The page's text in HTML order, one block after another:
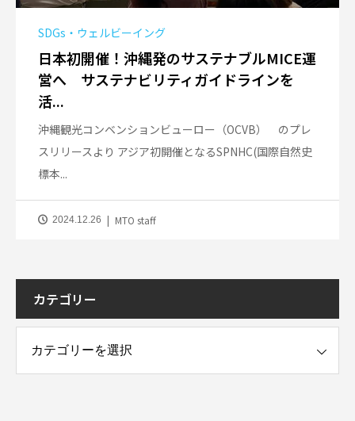
SDGs・ウェルビーイング
日本初開催！沖縄発のサステナブルMICE運
営へ サステナビリティガイドラインを
活...
沖縄観光コンベンションビューロー（OCVB） のプレ
スリリースより アジア初開催となるSPNHC(国際自然史
標本...
2024.12.26 MTO staff
カテゴリー